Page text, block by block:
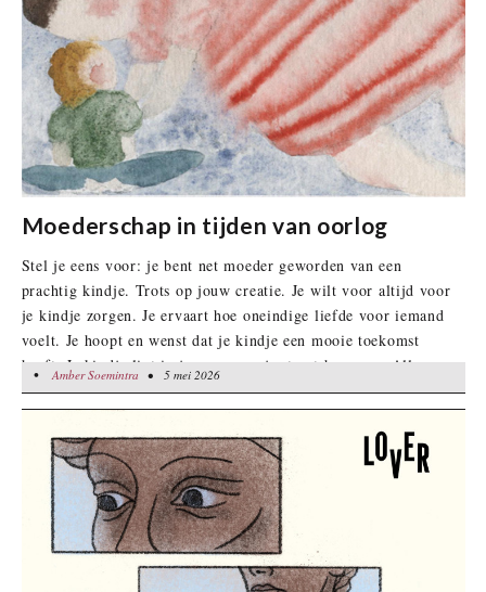
Moederschap in tijden van oorlog
Stel je eens voor: je bent net moeder geworden van een
prachtig kindje. Trots op jouw creatie. Je wilt voor altijd voor
je kindje zorgen. Je ervaart hoe oneindige liefde voor iemand
voelt. Je hoopt en wenst dat je kindje een mooie toekomst
heeft. Je kindje ligt in je armen en je staart haar aan. Alleen…
om je heen vallen bommen. Het geluid is oorverdovend en bij
elke knal schrik je even erg. Of je voor je kindje kunt zorgen,
is nog maar de vraag. Je ervaart niet alleen heel veel liefde,
maar ook heel veel angst. De toekomst voor jullie beiden is
onzeker. Dit is geen fictief verhaal van een film, verzonnen
door schrijvers aan een ovale tafel. Dit was de realiteit van
Waad Al-Kateab en haar dochtertje Sama. Dit is de realiteit
van heel veel moeders.
Amber Soemintra• 5 mei 2026
•Amber Soemintra • 5 mei 2026